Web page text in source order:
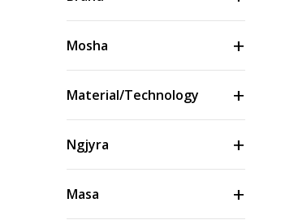
Mosha
Material/Technology
Ngjyra
Masa